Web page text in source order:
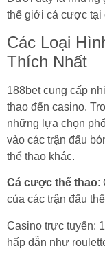
thế giới cá cược tại
Các Loại
Thích Nhất
188bet cung cấp
thao đến casino.
những lựa chọn
vào các trận đấu
thể thao khác.
Cá cược thể thao:
của các trận đấu
Casino trực tuyến:
hấp dẫn như